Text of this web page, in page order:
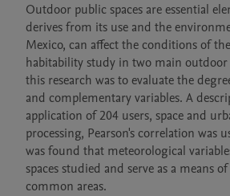
Outdoor public spaces are essential
derives from its use and the
Mexico, can affect the conditions of
habitability study in two main outdoor
this research was to evaluate the
and complementary variables. A
application of 204 users, space and
processing, Pearson's correlation
was found that meteorological
spaces studied and serve as a
common areas.